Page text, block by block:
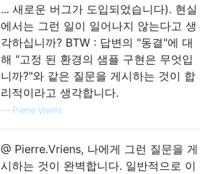
... 새로운 버그가 도입되었습니다). 현실
에서는 그런 일이 일어나지 않는다고 생
각하십니까? BTW : 답변의 "동결"에 대
해 "고정 된 환경의 샘플 구현은 무엇입
니까?"와 같은 질문을 게시하는 것이 합
리적이라고 생각합니다.
— Pierre.Vriens
@ Pierre.Vriens, 나에게 그런 질문을 게
시하는 것이 완벽합니다. 일반적으로 이